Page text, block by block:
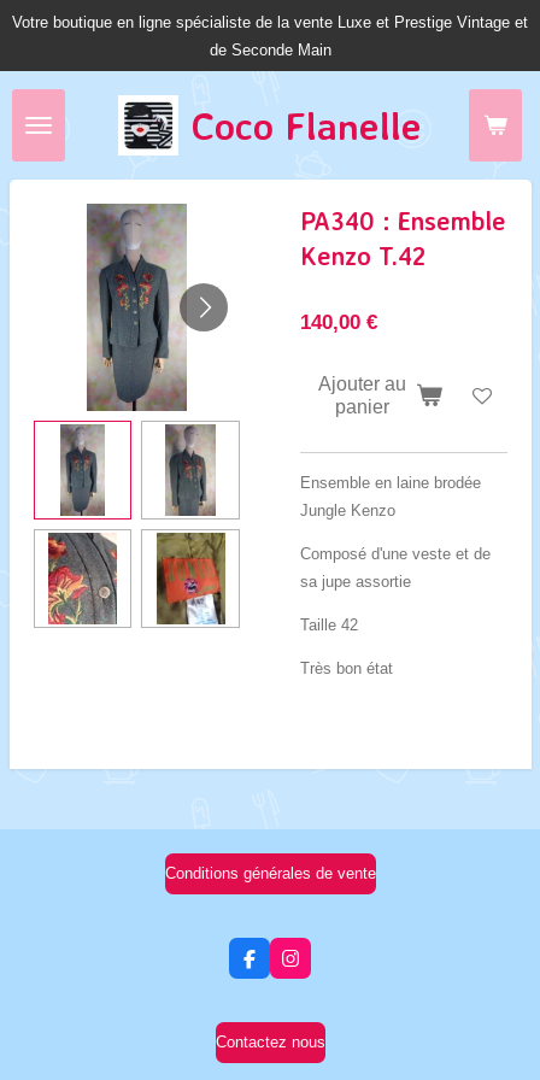
Passer
Coco Flanelle
Votre boutique en ligne spécialiste de la vente Luxe et Prestige Vintage et
de Seconde Main
PA340 : Ensemble
Kenzo T.42
140,00 €
Ajouter au
panier
Ensemble en laine brodée
Jungle Kenzo
Composé d'une veste et de
sa jupe assortie
Taille 42
Très bon état
Conditions générales de vente
F
a
e
b
I
n
t
a
Contactez nous